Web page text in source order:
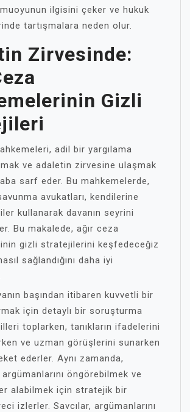
ilgisini çeker ve hukuk
tartışmalara neden olur.
Zirvesinde:
Gizli
adil bir yargılama
ve adaletin zirvesine ulaşmak
sarf eder. Bu mahkemelerde,
avukatları, kendilerine
kullanarak davanın seyrini
Bu makalede, ağır ceza
gizli stratejilerini keşfedeceğiz
sağlandığını daha iyi
başından itibaren kuvvetli bir
için detaylı bir soruşturma
toplarken, tanıkların ifadelerini
ve uzman görüşlerini sunarken
ederler. Aynı zamanda,
argümanlarını öngörebilmek ve
alabilmek için stratejik bir
izlerler. Savcılar, argümanlarını